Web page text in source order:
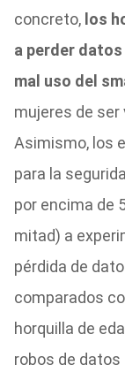
concreto, los
a perder
mal uso del
mujeres de ser
Asimismo, l os
para la
por encima de
mitad) a
pérdida de
comparados
horquilla de
robos de datos